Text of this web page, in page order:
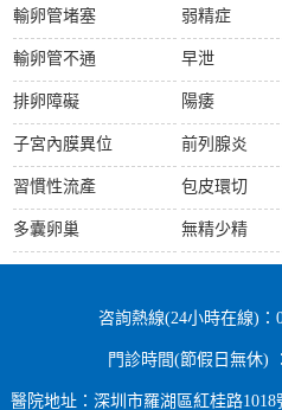
輸卵管堵塞
輸卵管不通
排卵障礙
子宮內膜異位
習慣性流產
多囊卵巢
弱精症
早泄
陽痿
前列腺炎
包皮環切
無精少精
咨詢熱線(24小時在線)：
門診時間(節假日無休)
醫院地址：深圳市羅湖區紅桂路